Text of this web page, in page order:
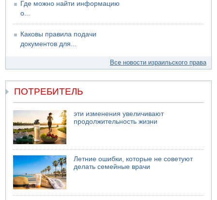
Где можно найти информацию
о...
Каковы правила подачи
документов для...
Все новости израильского права
ПОТРЕБИТЕЛЬ
эти изменения увеличивают
продолжительность жизни
Летние ошибки, которые не советуют
делать семейные врачи